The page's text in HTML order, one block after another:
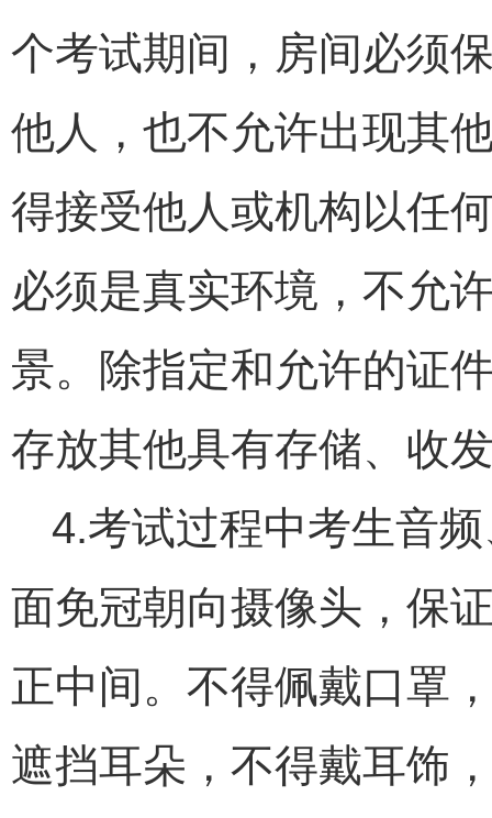
个考试期间，房间必须
他人，也不允许出现其
得接受他人或机构以任
必须是真实环境，不允
景。除指定和允许的证
存放其他具有存储、收
4.考试过程中考生音
面免冠朝向摄像头，保
正中间。不得佩戴口罩
遮挡耳朵，不得戴耳饰